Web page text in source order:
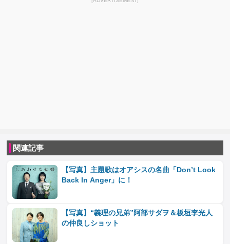
関連記事
【写真】主題歌はオアシスの名曲「Don’t Look
Back In Anger」に！
【写真】“義理の兄弟”阿部サダヲ＆板垣李光人
の仲良しショット